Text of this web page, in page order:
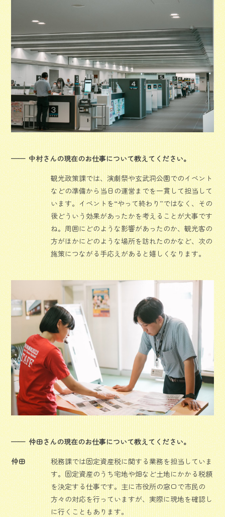
中村さんの現在のお仕事について教えてください。
観光政策課では、演劇祭や玄武洞公園でのイベント
などの準備から当日の運営までを一貫して担当して
います。イベントを“やって終わり”ではなく、その
後どういう効果があったかを考えることが大事です
ね。周囲にどのような影響があったのか、観光客の
方がほかにどのような場所を訪れたのかなど、次の
施策につながる手応えがあると嬉しくなります。
仲田さんの現在のお仕事について教えてください。
仲田
税務課では固定資産税に関する業務を担当していま
す。固定資産のうち宅地や畑など土地にかかる税額
を決定する仕事です。主に市役所の窓口で市民の
方々の対応を行っていますが、実際に現地を確認し
に行くこともあります。